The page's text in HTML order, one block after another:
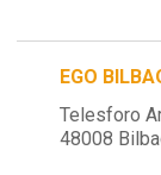
EGO
Telesforo
48008